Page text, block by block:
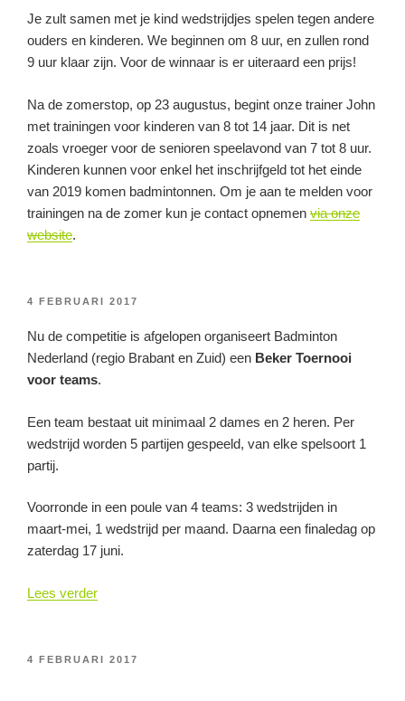
Je zult samen met je kind wedstrijdjes spelen tegen andere
ouders en kinderen. We beginnen om 8 uur, en zullen rond
9 uur klaar zijn. Voor de winnaar is er uiteraard een prijs!
Na de zomerstop, op 23 augustus, begint onze trainer John
met trainingen voor kinderen van 8 tot 14 jaar. Dit is net
zoals vroeger voor de senioren speelavond van 7 tot 8 uur.
Kinderen kunnen voor enkel het inschrijfgeld tot het einde
van 2019 komen badmintonnen. Om je aan te melden voor
trainingen na de zomer kun je contact opnemen via onze
website.
GEPLAATST
4 FEBRUARI 2017
Nu de competitie is afgelopen organiseert Badminton
Nederland (regio Brabant en Zuid) een Beker Toernooi
voor teams.
Een team bestaat uit minimaal 2 dames en 2 heren. Per
wedstrijd worden 5 partijen gespeeld, van elke spelsoort 1
partij.
Voorronde in een poule van 4 teams: 3 wedstrijden in
maart-mei, 1 wedstrijd per maand. Daarna een finaledag op
zaterdag 17 juni.
Lees verder“Team
Nederland
GEPLAATST
4 FEBRUARI 2017